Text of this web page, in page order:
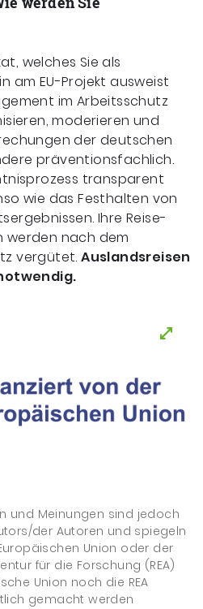
welches Sie als
am EU-Projekt ausweist
im Arbeitsschutz
moderieren und
der deutschen
präventionsfachlich.
transparent
wie das Festhalten von
Ihre Reise-
werden nach dem
vergütet.Auslandsreisen
und Meinungen sind jedoch
der Autoren und spiegeln
Union oder der
für die Forschung (REA)
Union noch die REA
gemacht werden